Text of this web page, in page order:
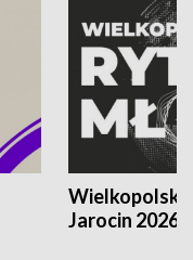
Jarocin 2026